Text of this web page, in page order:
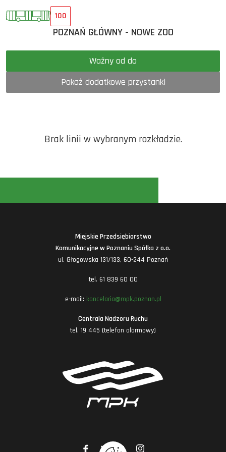
100
POZNAŃ GŁÓWNY - NOWE ZOO
Ważny od do
Pokaż dodatkowe przystanki
Brak linii w wybranym rozkładzie.
Miejskie Przedsiębiorstwo
Komunikacyjne w Poznaniu Spółka z o.o.
ul. Głogowska 131/133, 60-244 Poznań
tel. 61 839 60 00
e-mail: kancelaria@mpk.poznan.pl
Centrala Nadzoru Ruchu
tel. 19 445 (telefon alarmowy)